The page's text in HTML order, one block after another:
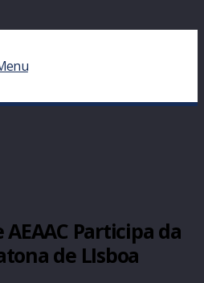
Participa da
de LIsboa